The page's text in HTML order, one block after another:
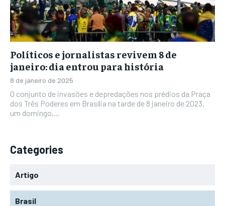
Políticos e jornalistas revivem 8 de
janeiro: dia entrou para história
8 de janeiro de 2025
O conjunto de invasões e depredações nos prédios da Praça
dos Três Poderes em Brasília na tarde de 8 janeiro de 2023,
um domingo,...
Categories
Artigo
Brasil